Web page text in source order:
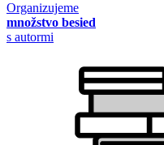
Organizujeme
množstvo besied
s autormi